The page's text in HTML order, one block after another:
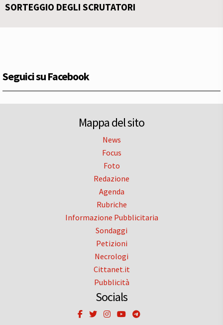
SORTEGGIO DEGLI SCRUTATORI
Seguici su Facebook
Mappa del sito
News
Focus
Foto
Redazione
Agenda
Rubriche
Informazione Pubblicitaria
Sondaggi
Petizioni
Necrologi
Cittanet.it
Pubblicità
Socials